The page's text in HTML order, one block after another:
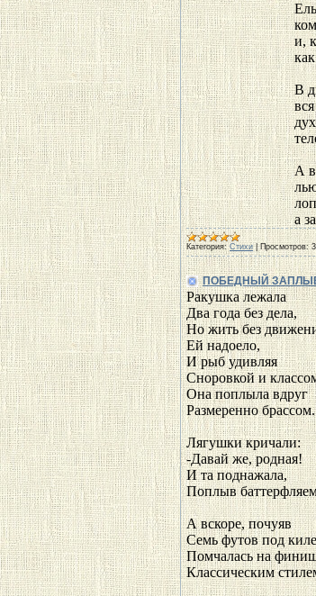
и,
В
А
а
Категория: Стихи |Просмотров:
ПОБЕДНЫЙ
Ракушка лежала
Два года без дела,
Но жить без
Ей надоело,
И рыб удивляя
Сноровкой и
Она поплыла вдруг
Размеренно брассом.
Лягушки кричали:
-Давай же, родная!
И та поднажала,
Поплыв
А вскоре, почуяв
Семь футов под
Помчалась на
Классическим